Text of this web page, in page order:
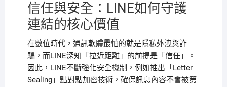
信任與安全：LINE如何守護
連結的核心價值
在數位時代，通訊軟體最怕的就是隱私外洩與詐
騙，而LINE深知「拉近距離」的前提是「信任」。
因此，LINE不斷強化安全機制，例如推出「Letter
Sealing」點對點加密技術，確保訊息內容不會被第